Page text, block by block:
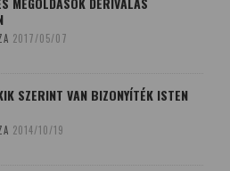
2017/05/07
SZERINT VAN BIZONYÍTÉK ISTEN
2014/10/19